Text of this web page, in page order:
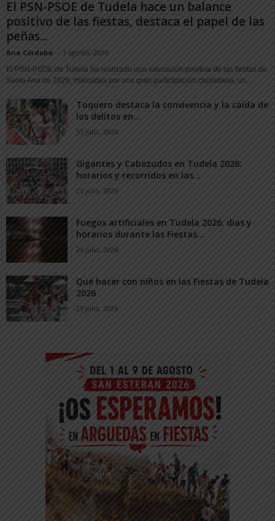
El PSN-PSOE de Tudela hace un balance
positivo de las fiestas, destaca el papel de las
peñas...
Ana Córdoba - 1 agosto, 2026
El PSN-PSOE de Tudela ha realizado una valoración positiva de las fiestas de
Santa Ana de 2026, marcadas por una gran participación ciudadana, un...
Toquero destaca la convivencia y la caída de
los delitos en...
31 julio, 2026
Gigantes y Cabezudos en Tudela 2026:
horarios y recorridos en las...
25 julio, 2026
Fuegos artificiales en Tudela 2026: días y
horarios durante las Fiestas...
24 julio, 2026
Qué hacer con niños en las Fiestas de Tudela
2026
23 julio, 2026